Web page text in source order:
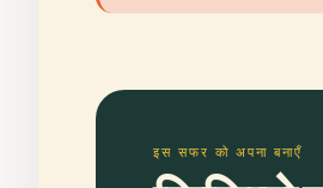
इस सफर को अपना बनाएँ